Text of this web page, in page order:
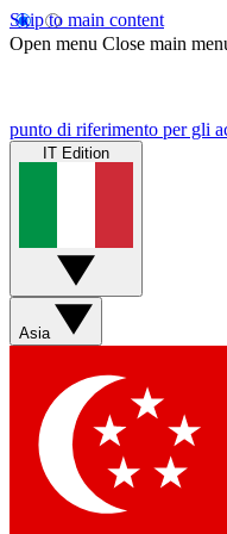
Skip to main content
Open menu Close main
punto di riferimento per gli
IT Edition
Asia